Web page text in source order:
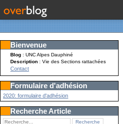
Bienvenue
Blog : UNC Alpes Dauphiné
Description: Vie des Sections rattachées
Contact
Formulaire d'adhésion
2020: formulaire d'adhésion
Recherche Article